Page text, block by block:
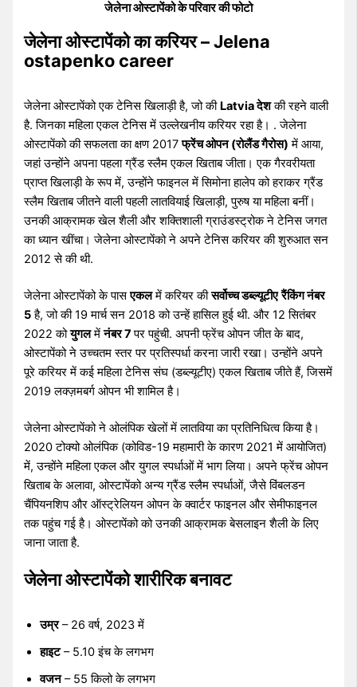
जेलेना ओस्टापेंको के परिवार की फोटो
जेलेना ओस्टापेंको का करियर – Jelena
ostapenko career
जेलेना ओस्टापेंको एक टेनिस खिलाड़ी है, जो की Latvia देशकी रहने वाली
है. जिनका महिला एकल टेनिस में उल्लेखनीय करियर रहा है। . जेलेना
ओस्टापेंको की सफलता का क्षण 2017फ्रेंच ओपन (रोलैंड गैरोस) में आया,
जहां उन्होंने अपना पहला ग्रैंड स्लैम एकल खिताब जीता। एक गैरवरीयता
प्राप्त खिलाड़ी के रूप में, उन्होंने फाइनल में सिमोना हालेप को हराकर ग्रैंड
स्लैम खिताब जीतने वाली पहली लातवियाई खिलाड़ी, पुरुष या महिला बनीं।
उनकी आक्रामक खेल शैली और शक्तिशाली ग्राउंडस्ट्रोक ने टेनिस जगत
का ध्यान खींचा। जेलेना ओस्टापेंको ने अपने टेनिस करियर की शुरुआत सन
2012 से की थी.
जेलेना ओस्टापेंको के पासएकलमें करियर कीसर्वोच्च डब्ल्यूटीए रैंकिंग नंबर
5है, जो की 19 मार्च सन 2018 को उन्हें हासिल हुई थी. और 12 सितंबर
2022 कोयुगलमेंनंबर 7पर पहुंची. अपनी फ्रेंच ओपन जीत के बाद,
ओस्टापेंको ने उच्चतम स्तर पर प्रतिस्पर्धा करना जारी रखा। उन्होंने अपने
पूरे करियर में कई महिला टेनिस संघ (डब्ल्यूटीए) एकल खिताब जीते हैं, जिसमें
2019 लक्ज़मबर्ग ओपन भी शामिल है।
जेलेना ओस्टापेंको ने ओलंपिक खेलों में लातविया का प्रतिनिधित्व किया है।
2020 टोक्यो ओलंपिक (कोविड-19 महामारी के कारण 2021 में आयोजित)
में, उन्होंने महिला एकल और युगल स्पर्धाओं में भाग लिया। अपने फ्रेंच ओपन
खिताब के अलावा, ओस्टापेंको अन्य ग्रैंड स्लैम स्पर्धाओं, जैसे विंबलडन
चैंपियनशिप और ऑस्ट्रेलियन ओपन के क्वार्टर फाइनल और सेमीफाइनल
तक पहुंच गई है। ओस्टापेंको को उनकी आक्रामक बेसलाइन शैली के लिए
जाना जाता है.
जेलेना ओस्टापेंको शारीरिक बनावट
उम्र– 26 वर्ष, 2023 में
हाइट– 5.10 इंच के लगभग
वजन– 55 किलो के लगभग